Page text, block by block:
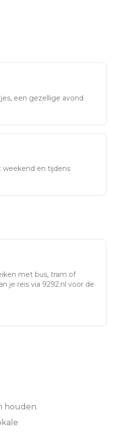
een gezellige avond
weekend en tijdens
met bus, tram of
je reis via 9292.nl voor de
houden.